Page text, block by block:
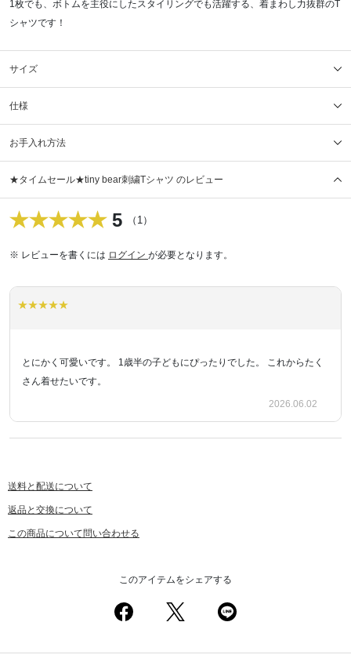
1枚でも、ボトムを主役にしたスタイリングでも活躍する、着まわし力抜群のT
シャツです！
サイズ
仕様
お手入れ方法
★タイムセール★tiny bear刺繍Tシャツ のレビュー
5 （1）
※ レビューを書くには ログイン が必要となります。
とにかく可愛いです。 1歳半の子どもにぴったりでした。 これからたく
さん着せたいです。
2026.06.02
送料と配送について
返品と交換について
この商品について問い合わせる
このアイテムをシェアする